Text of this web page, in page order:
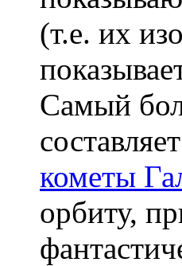
(т.е. их
Самый
кометы
орбиту,